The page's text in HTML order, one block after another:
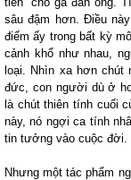
sâu đậm hơn. Điều
điếm ấy trong bất kỳ
cảnh khổ như nhau,
loại. Nhìn xa hơn
đức, con người dù ở
là chút thiên tính cuối
này, nó ngợi ca tính
tin tưởng vào cuộc đời.
Nhưng một tác phẩm